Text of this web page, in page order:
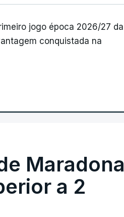
jogo época 2026/27 da I
conquistada na
Maradona
a 2